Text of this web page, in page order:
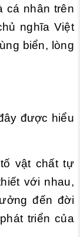
cá nhân trên
nghĩa Việt
biển, lòng
được hiểu
vật chất tự
với nhau,
đến đời
triển của